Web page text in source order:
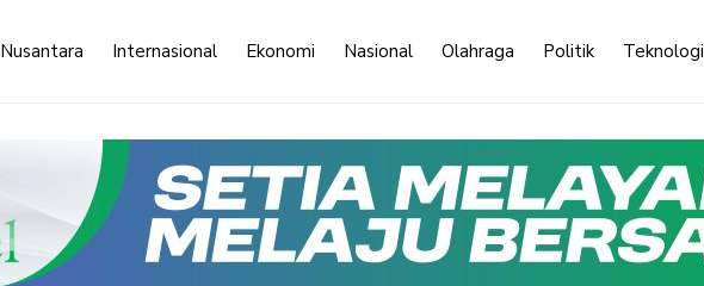
Internasional Ekonomi Nasional Olahraga Politik Teknologi